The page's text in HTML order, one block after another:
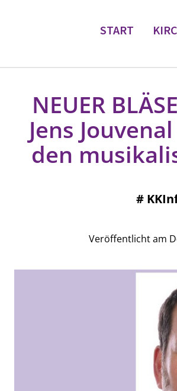
START
NEUER
Jens
den
#
Veröffentlicht am